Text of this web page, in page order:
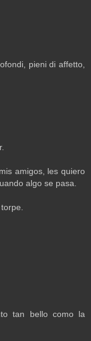
pieni di affetto,
amigos, les quiero
algo se pasa.
tan bello como la